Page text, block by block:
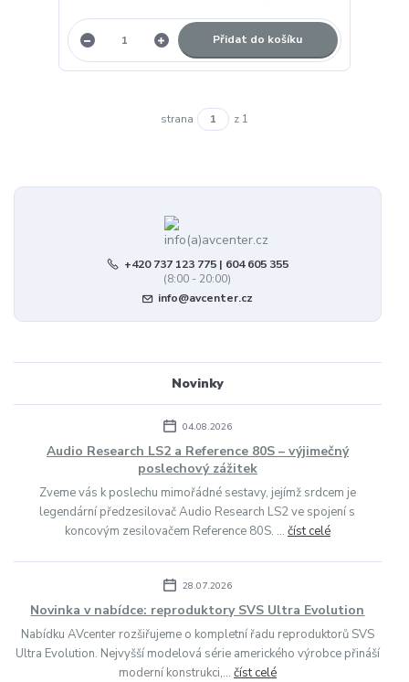
Přidat do košíku
strana z 1
+420 737 123 775 | 604 605 355
(8:00 - 20:00)
info@avcenter.cz
Novinky
04.08.2026
Audio Research LS2 a Reference 80S – výjimečný
poslechový zážitek
Zveme vás k poslechu mimořádné sestavy, jejímž srdcem je
legendární předzesilovač Audio Research LS2 ve spojení s
koncovým zesilovačem Reference 80S. ... číst celé
28.07.2026
Novinka v nabídce: reproduktory SVS Ultra Evolution
Nabídku AVcenter rozšiřujeme o kompletní řadu reproduktorů SVS
Ultra Evolution. Nejvyšší modelová série amerického výrobce přináší
moderní konstrukci,... číst celé